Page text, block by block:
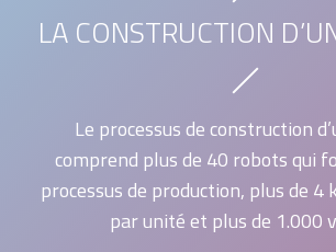
LA CONSTRUCTION
Le processus de construction
comprend plus de 40 robots qui
processus de production, plus de 4
par unité et plus de 1.000